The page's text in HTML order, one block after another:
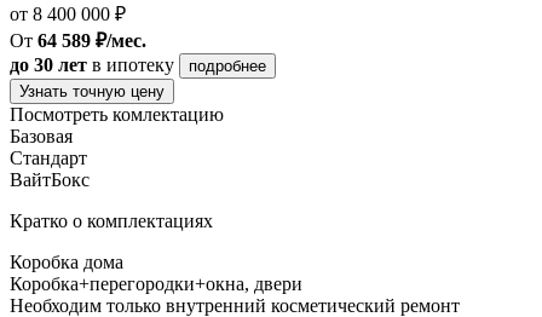
от 8 400 000 ₽
От 64 589 ₽/мес.
до 30 лет в ипотеку
подробнее
Узнать точную цену
Посмотреть комлектацию
Базовая
Стандарт
ВайтБокс
Кратко о комплектациях
Коробка дома
Коробка+перегородки+окна, двери
Необходим только внутренний косметический ремонт